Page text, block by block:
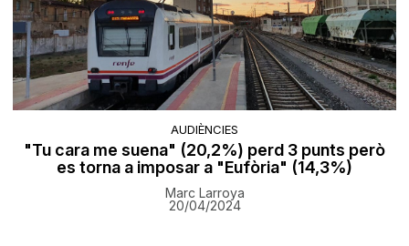
AUDIÈNCIES
"Tu cara me suena" (20,2%) perd 3 punts però
es torna a imposar a "Eufòria" (14,3%)
Marc Larroya
20/04/2024